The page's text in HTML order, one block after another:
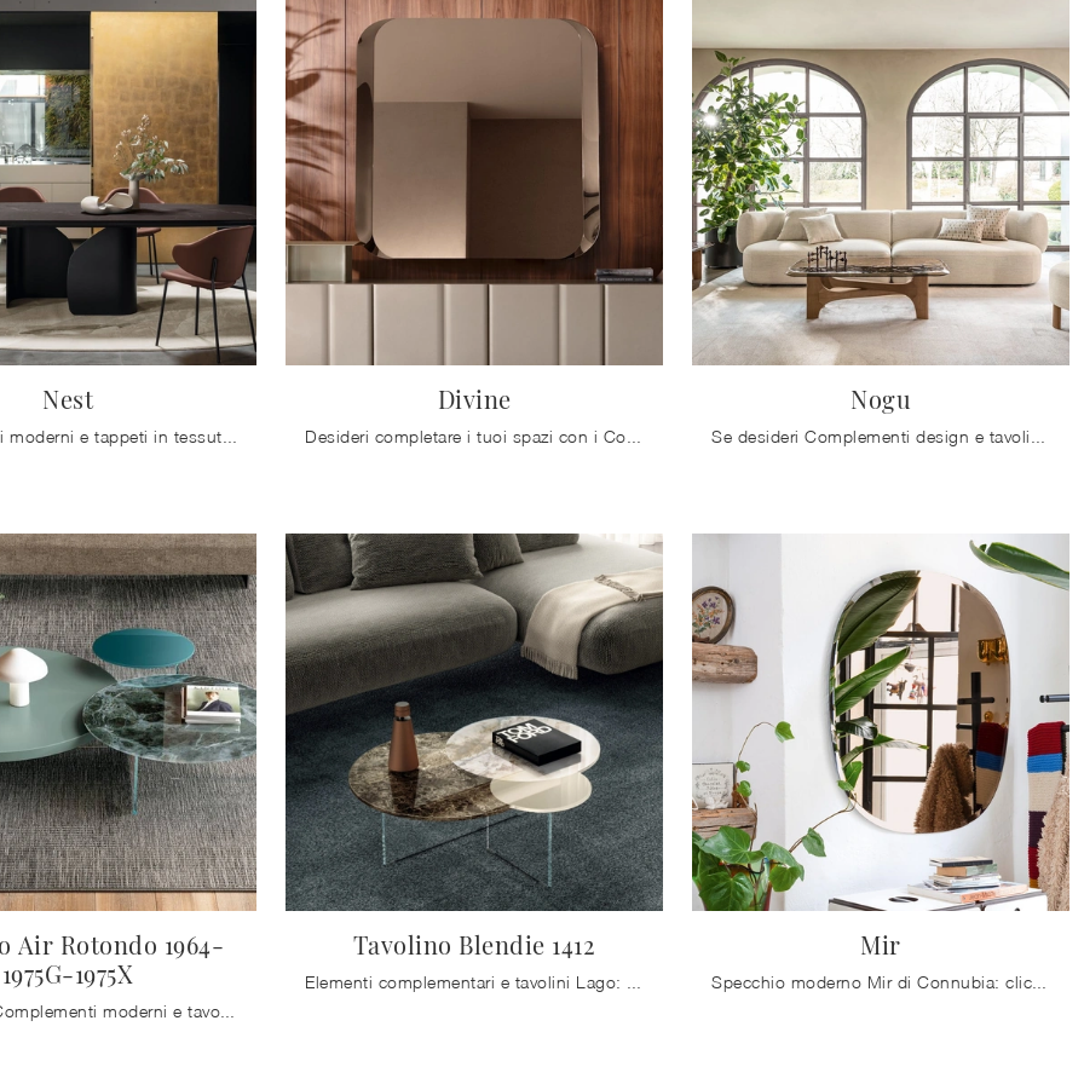
Nest
Complementi moderni e tappeti in tessuto: ottieni informazioni sul modello Nest di Calligaris e potrai completare i tuoi locali.
Divine
Desideri completare i tuoi spazi con i Complementi Calligaris? Eccoti vari modelli di specchi senza cornice come Divine.
Nogu
Se desideri Complementi design e tavolini in vetro scopri di più sul modello Nogu del marchio Calligaris.
Air Rotondo 1964-
1975G-1975X
Tavolino Blendie 1412 Mir